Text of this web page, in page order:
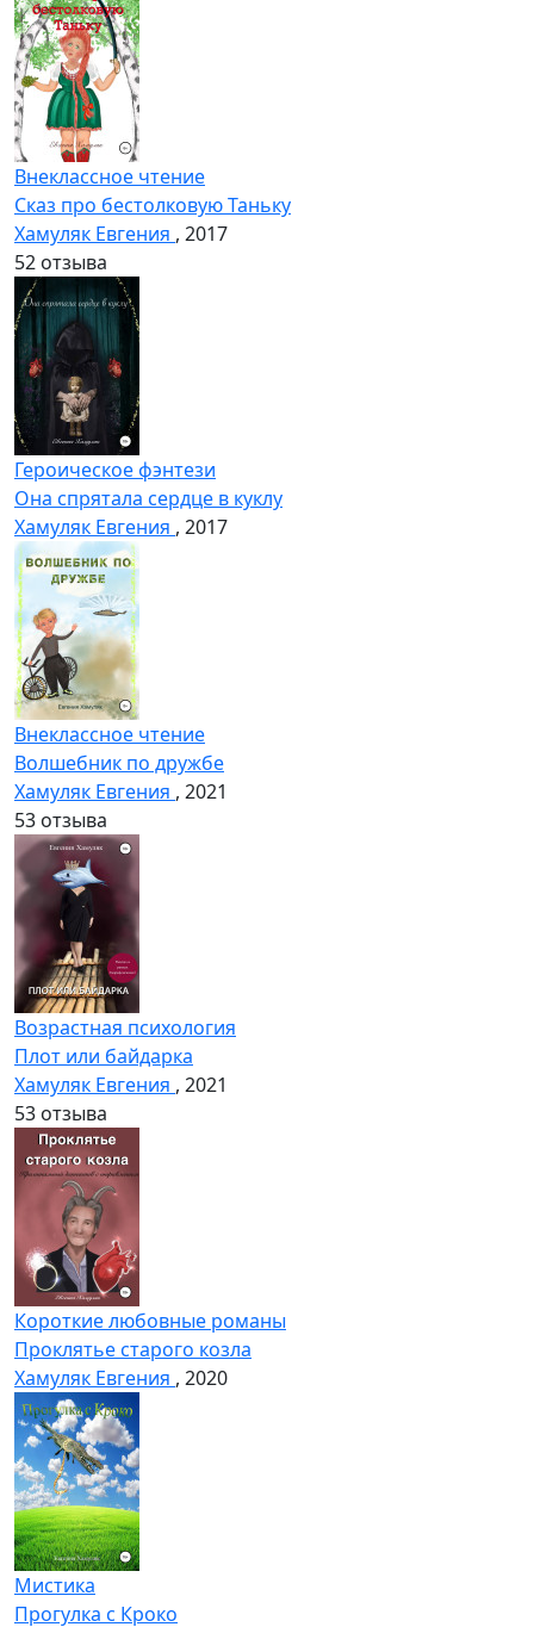
Внеклассное чтение
Сказ про бестолковую Таньку
Хамуляк Евгения , 2017
52 отзыва
Героическое фэнтези
Она спрятала сердце в куклу
Хамуляк Евгения , 2017
Внеклассное чтение
Волшебник по дружбе
Хамуляк Евгения , 2021
53 отзыва
Возрастная психология
Плот или байдарка
Хамуляк Евгения , 2021
53 отзыва
Короткие любовные романы
Проклятье старого козла
Хамуляк Евгения , 2020
Мистика
Прогулка с Кроко